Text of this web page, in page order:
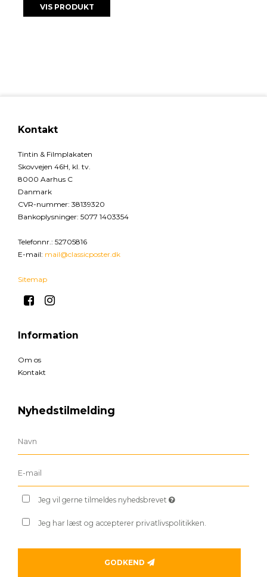
VIS PRODUKT
Kontakt
Tintin & Filmplakaten
Skovvejen 46H, kl. tv.
8000 Aarhus C
Danmark
CVR-nummer: 38139320
Bankoplysninger: 5077 1403354
Telefonnr.: 52705816
E-mail: mail@classicposter.dk
Sitemap
Information
Om os
Kontakt
Nyhedstilmelding
Jeg vil gerne tilmeldes nyhedsbrevet
Jeg har læst og accepterer privatlivspolitikken.
GODKEND